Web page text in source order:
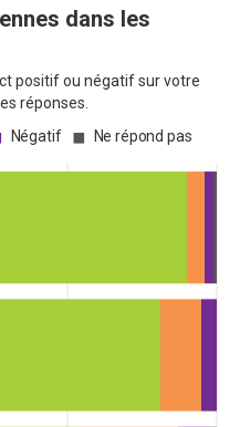
dans les
positif ou négatif sur votre
réponses.
Négatif Ne répond pas